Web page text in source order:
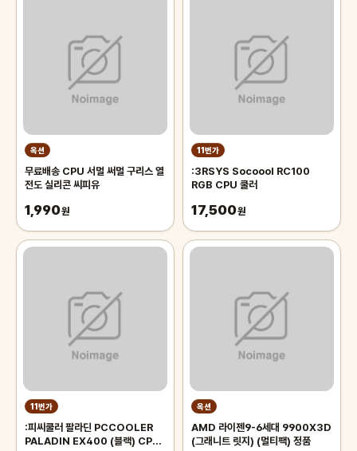
옥션
무료배송 CPU 서멀 써멀 구리스 열
전도 실리콘 씨피유
1,990원
11번가
:3RSYS Socoool RC100
RGB CPU 쿨러
17,500원
11번가
:피씨쿨러 팔라딘 PCCOOLER
PALADIN EX400 (블랙) CPU
옥션
AMD 라이젠9-6세대 9900X3D
(그래니트 릿지) (멀티팩) 정품